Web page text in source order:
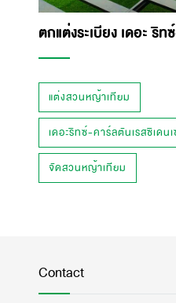
ตกแต่งระเบียง เดอะ ริ
แต่งสวนหญ้าเทียม
เดอะริทซ์-คาร์ลตันเรสซิเดน
จัดสวนหญ้าเทียม
Contact